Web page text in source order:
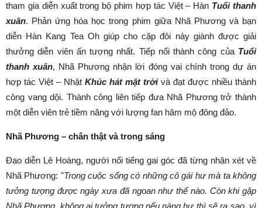
tham gia diễn xuất trong bộ phim hợp tác Việt – Hàn Tuổi thanh
xuân. Phản ứng hóa học trong phim giữa Nhã Phương và bạn
diễn Hàn Kang Tea Oh giúp cho cặp đôi này giành được giải
thưởng diễn viên ấn tượng nhất. Tiếp nối thành công của Tuổi
thanh xuân, Nhã Phương nhận lời đóng vai chính trong dự án
hợp tác Việt – Nhật Khúc hát mặt trờivà đạt được nhiều thành
công vang dội. Thành công liên tiếp đưa Nhã Phương trở thành
một diễn viên trẻ tiềm năng với lượng fan hâm mộ đông đảo.
Nhã Phương – chân thật và trong sáng
Đạo diễn Lê Hoàng, người nổi tiếng gai góc đã từng nhận xét về
Nhã Phương: "Trong cuộc sống có những cô gái hư mà ta không
tưởng tượng được ngày xưa đã ngoan như thế nào. Còn khi gặp
Nhã Phương, không ai tưởng tượng nếu nàng hư thì sẽ ra sao, vì